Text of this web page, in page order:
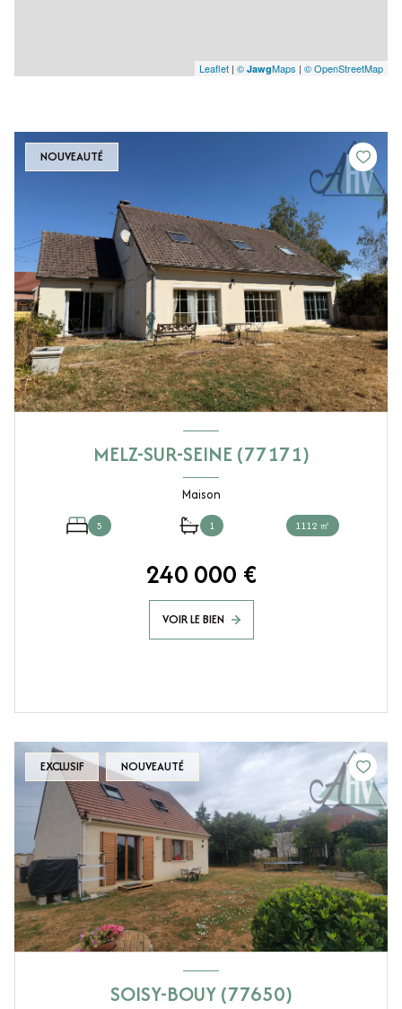
Leaflet | © JawgMaps | © OpenStreetMap
NOUVEAUTÉ
MELZ-SUR-SEINE (77171)
Maison
5 1 1112 ㎡
240 000 €
VOIR LE BIEN
EXCLUSIF NOUVEAUTÉ
SOISY-BOUY (77650)